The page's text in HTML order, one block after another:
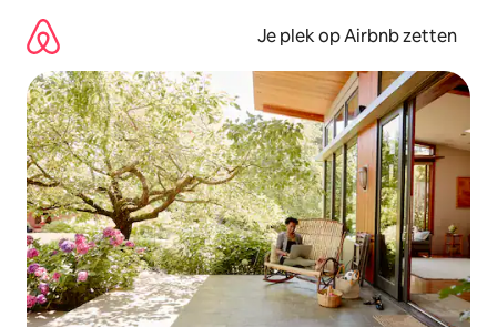
direct
naar
inhoud
Je plek op Airbnb zetten